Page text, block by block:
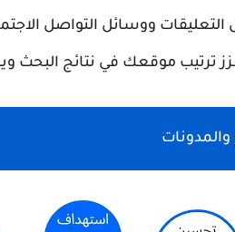
ووسائل التواصل
ترتيب موقعك في نتائج البحث